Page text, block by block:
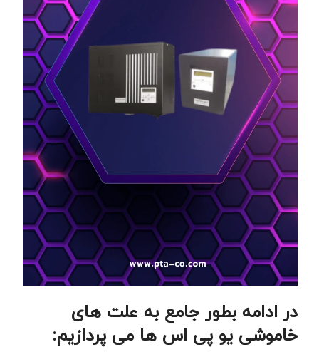
در ادامه بطور جامع به علت های
خاموشی یو پی اس ها می پردازیم: